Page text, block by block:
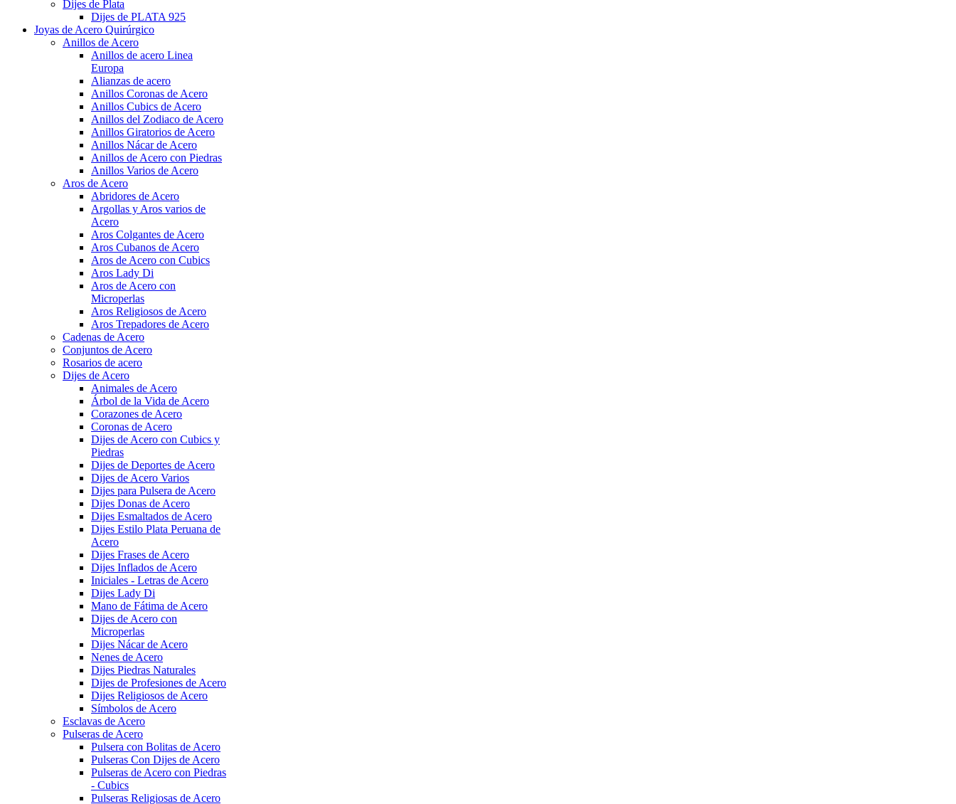
Dijes de Plata
Dijes de PLATA 925
Joyas de Acero Quirúrgico
Anillos de Acero
Anillos de acero Linea
Europa
Alianzas de acero
Anillos Coronas de Acero
Anillos Cubics de Acero
Anillos del Zodiaco de Acero
Anillos Giratorios de Acero
Anillos Nácar de Acero
Anillos de Acero con Piedras
Anillos Varios de Acero
Aros de Acero
Abridores de Acero
Argollas y Aros varios de
Acero
Aros Colgantes de Acero
Aros Cubanos de Acero
Aros de Acero con Cubics
Aros Lady Di
Aros de Acero con
Microperlas
Aros Religiosos de Acero
Aros Trepadores de Acero
Cadenas de Acero
Conjuntos de Acero
Rosarios de acero
Dijes de Acero
Animales de Acero
Árbol de la Vida de Acero
Corazones de Acero
Coronas de Acero
Dijes de Acero con Cubics y
Piedras
Dijes de Deportes de Acero
Dijes de Acero Varios
Dijes para Pulsera de Acero
Dijes Donas de Acero
Dijes Esmaltados de Acero
Dijes Estilo Plata Peruana de
Acero
Dijes Frases de Acero
Dijes Inflados de Acero
Iniciales - Letras de Acero
Dijes Lady Di
Mano de Fátima de Acero
Dijes de Acero con
Microperlas
Dijes Nácar de Acero
Nenes de Acero
Dijes Piedras Naturales
Dijes de Profesiones de Acero
Dijes Religiosos de Acero
Símbolos de Acero
Esclavas de Acero
Pulseras de Acero
Pulsera con Bolitas de Acero
Pulseras Con Dijes de Acero
Pulseras de Acero con Piedras
- Cubics
Pulseras Religiosas de Acero